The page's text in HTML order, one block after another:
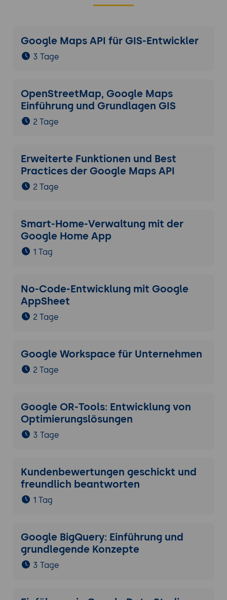
Google Maps API für GIS-Entwickler
3 Tage
OpenStreetMap, Google Maps
Einführung und Grundlagen GIS
2 Tage
Erweiterte Funktionen und Best
Practices der Google Maps API
2 Tage
Smart-Home-Verwaltung mit der
Google Home App
1 Tag
No-Code-Entwicklung mit Google
AppSheet
2 Tage
Google Workspace für Unternehmen
2 Tage
Google OR-Tools: Entwicklung von
Optimierungslösungen
3 Tage
Kundenbewertungen geschickt und
freundlich beantworten
1 Tag
Google BigQuery: Einführung und
grundlegende Konzepte
3 Tage